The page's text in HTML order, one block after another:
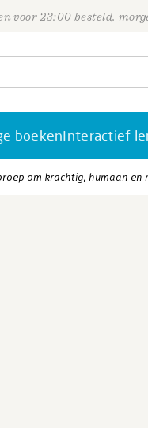
voor 23:00 besteld,
boekenInteractief
om krachtig, humaan en